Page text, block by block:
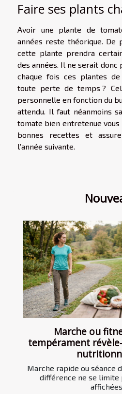
Faire ses plants
Avoir une plante de
années reste théorique. De
cette plante prendra
des années. Il ne serait donc
chaque fois ces plantes
toute perte de temps ?
personnelle en fonction du
attendu. Il faut néanmoins
tomate bien entretenue
bonnes recettes et
l’année suivante.
Marche ou
tempérament
Marche rapide ou séance
différence ne se limite
affichées...